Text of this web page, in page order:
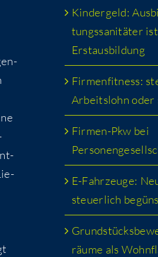
Kin­der­geld:
tungs­sa­ni­tä­ter
Erstausbildung
Fir­men­fit­ness:
Arbeits­lohn
Fir­men-Pkw bei
E-Fahr­zeu­ge:
steu­er­lich
räu­me als